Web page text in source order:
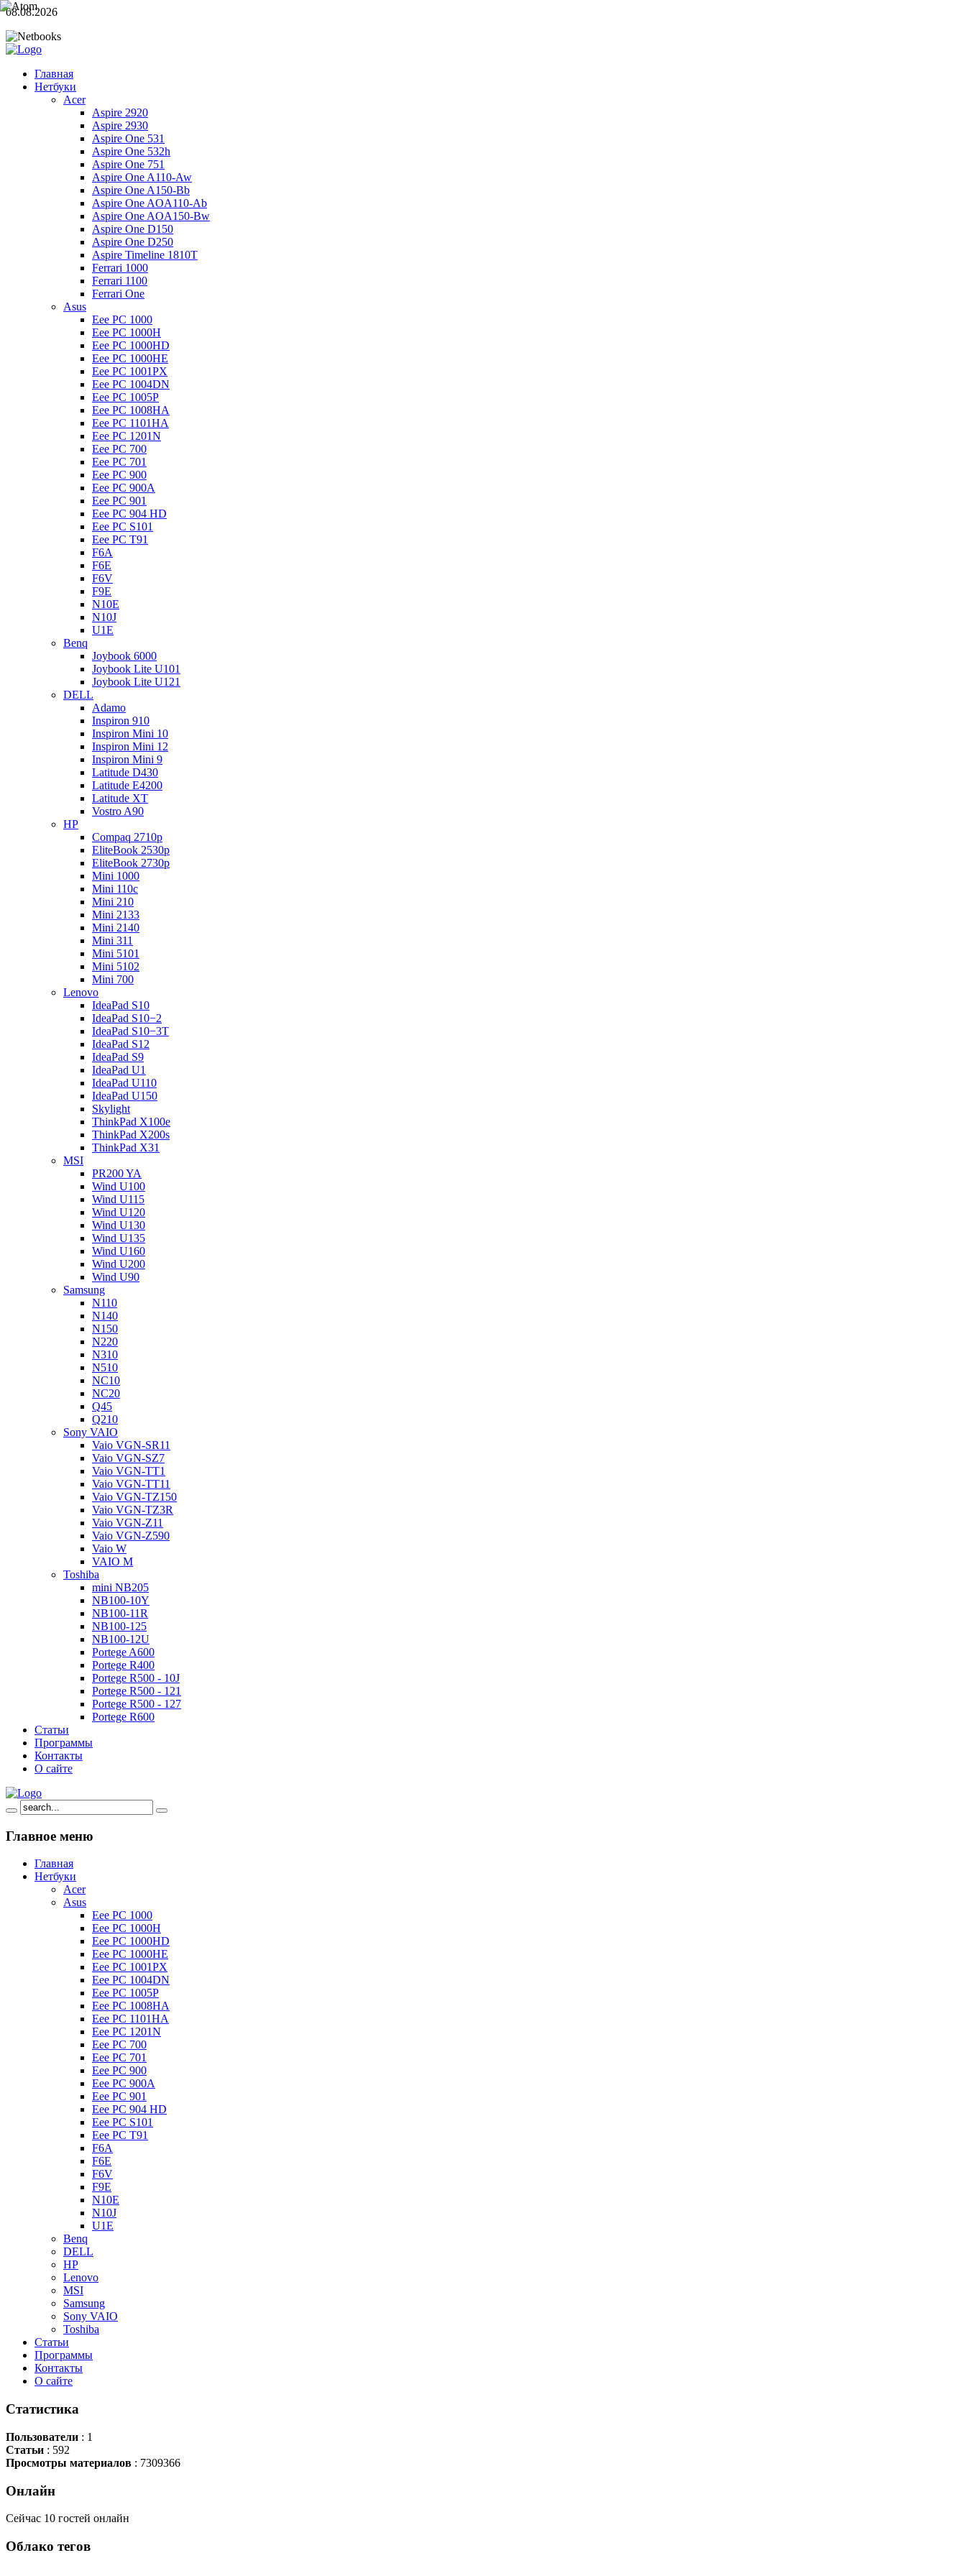
08.08.2026
Главная
Нетбуки
Acer
Aspire 2920
Aspire 2930
Aspire One 531
Aspire One 532h
Aspire One 751
Aspire One A110-Aw
Aspire One A150-Bb
Aspire One AOA110-Ab
Aspire One AOA150-Bw
Aspire One D150
Aspire One D250
Aspire Timeline 1810T
Ferrari 1000
Ferrari 1100
Ferrari One
Asus
Eee PC 1000
Eee PC 1000H
Eee PC 1000HD
Eee PC 1000HE
Eee PC 1001PX
Eee PC 1004DN
Eee PC 1005P
Eee PC 1008HA
Eee PC 1101HA
Eee PC 1201N
Eee PC 700
Eee PC 701
Eee PC 900
Eee PC 900A
Eee PC 901
Eee PC 904 HD
Eee PC S101
Eee PC T91
F6A
F6E
F6V
F9E
N10E
N10J
U1E
Benq
Joybook 6000
Joybook Lite U101
Joybook Lite U121
DELL
Adamo
Inspiron 910
Inspiron Mini 10
Inspiron Mini 12
Inspiron Mini 9
Latitude D430
Latitude E4200
Latitude XT
Vostro A90
HP
Compaq 2710p
EliteBook 2530p
EliteBook 2730p
Mini 1000
Mini 110c
Mini 210
Mini 2133
Mini 2140
Mini 311
Mini 5101
Mini 5102
Mini 700
Lenovo
IdeaPad S10
IdeaPad S10−2
IdeaPad S10−3T
IdeaPad S12
IdeaPad S9
IdeaPad U1
IdeaPad U110
IdeaPad U150
Skylight
ThinkPad X100e
ThinkPad X200s
ThinkPad X31
MSI
PR200 YA
Wind U100
Wind U115
Wind U120
Wind U130
Wind U135
Wind U160
Wind U200
Wind U90
Samsung
N110
N140
N150
N220
N310
N510
NC10
NC20
Q45
Q210
Sony VAIO
Vaio VGN-SR11
Vaio VGN-SZ7
Vaio VGN-TT1
Vaio VGN-TT11
Vaio VGN-TZ150
Vaio VGN-TZ3R
Vaio VGN-Z11
Vaio VGN-Z590
Vaio W
VAIO M
Toshiba
mini NB205
NB100-10Y
NB100-11R
NB100-125
NB100-12U
Portege A600
Portege R400
Portege R500 - 10J
Portege R500 - 121
Portege R500 - 127
Portege R600
Статьи
Программы
Контакты
О сайте
Главное меню
Главная
Нетбуки
Acer
Asus
Eee PC 1000
Eee PC 1000H
Eee PC 1000HD
Eee PC 1000HE
Eee PC 1001PX
Eee PC 1004DN
Eee PC 1005P
Eee PC 1008HA
Eee PC 1101HA
Eee PC 1201N
Eee PC 700
Eee PC 701
Eee PC 900
Eee PC 900A
Eee PC 901
Eee PC 904 HD
Eee PC S101
Eee PC T91
F6A
F6E
F6V
F9E
N10E
N10J
U1E
Benq
DELL
HP
Lenovo
MSI
Samsung
Sony VAIO
Toshiba
Статьи
Программы
Контакты
О сайте
Статистика
Пользователи : 1
Статьи : 592
Просмотры материалов : 7309366
Онлайн
Сейчас 10 гостей онлайн
Облако тегов